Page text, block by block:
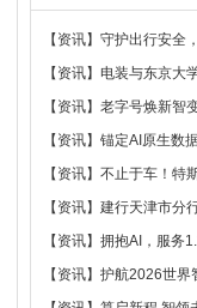
【资讯】 守护出行安全
【资讯】 电装与东京大
【资讯】 老字号焕新智
【资讯】 锚定AI原生数
【资讯】 不止于车！特
【资讯】 建行天津市分
【资讯】 拥抱AI，服务
【资讯】 护航2026世界